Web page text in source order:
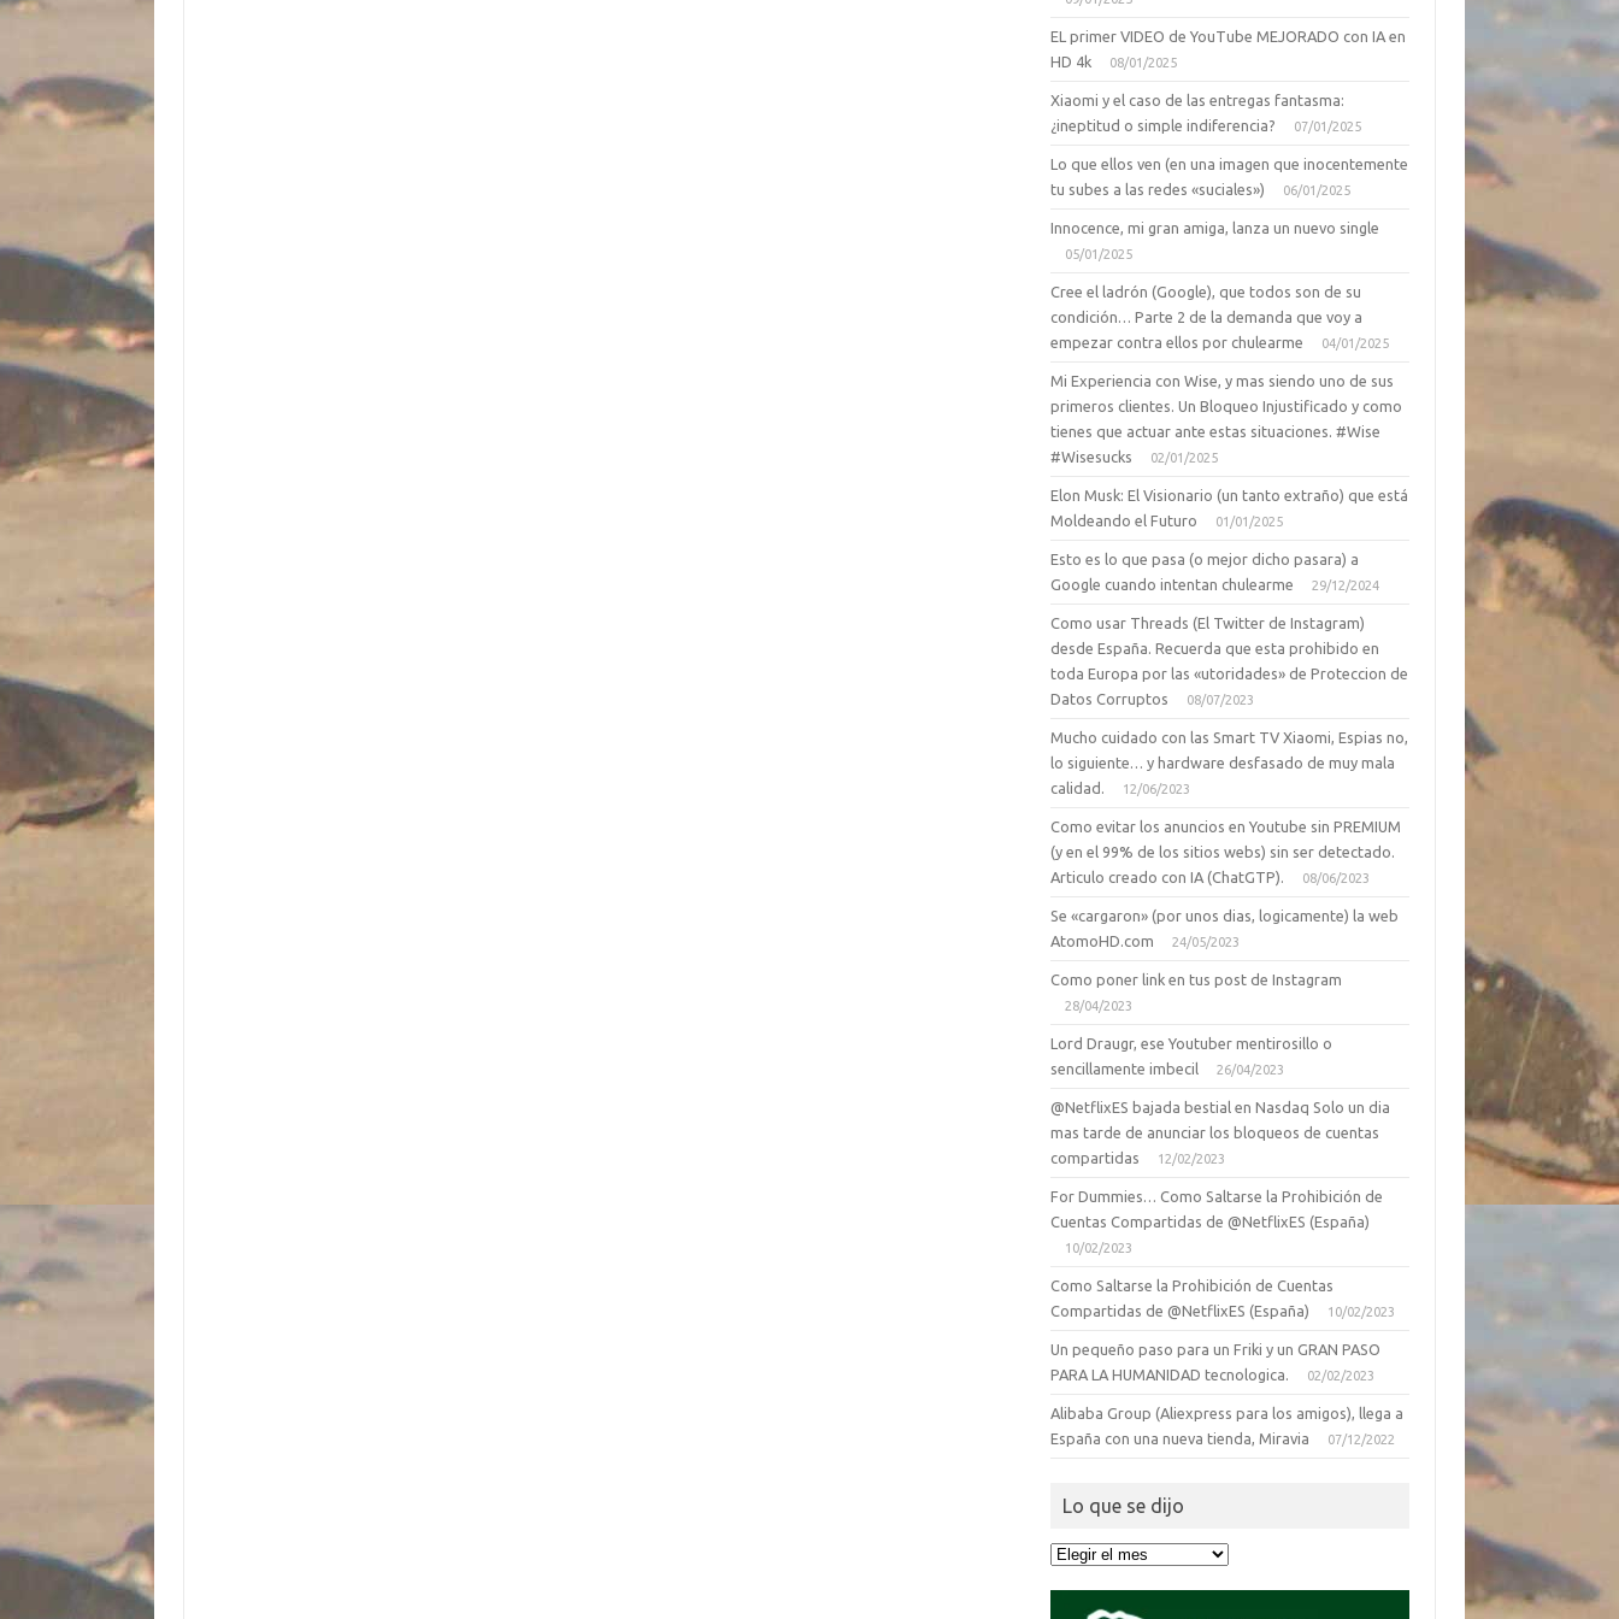
EL primer VIDEO de YouTube MEJORADO con IA en
HD 4k
08/01/2025
Xiaomi y el caso de las entregas fantasma:
¿ineptitud o simple indiferencia?
07/01/2025
Lo que ellos ven (en una imagen que inocentemente
tu subes a las redes «suciales»)
06/01/2025
Innocence, mi gran amiga, lanza un nuevo single
05/01/2025
Cree el ladrón (Google), que todos son de su
condición… Parte 2 de la demanda que voy a
empezar contra ellos por chulearme
04/01/2025
Mi Experiencia con Wise, y mas siendo uno de sus
primeros clientes. Un Bloqueo Injustificado y como
tienes que actuar ante estas situaciones. #Wise
#Wisesucks
02/01/2025
Elon Musk: El Visionario (un tanto extraño) que está
Moldeando el Futuro
01/01/2025
Esto es lo que pasa (o mejor dicho pasara) a
Google cuando intentan chulearme
29/12/2024
Como usar Threads (El Twitter de Instagram)
desde España. Recuerda que esta prohibido en
toda Europa por las «utoridades» de Proteccion de
Datos Corruptos
08/07/2023
Mucho cuidado con las Smart TV Xiaomi, Espias no,
lo siguiente… y hardware desfasado de muy mala
calidad.
12/06/2023
Como evitar los anuncios en Youtube sin PREMIUM
(y en el 99% de los sitios webs) sin ser detectado.
Articulo creado con IA (ChatGTP).
08/06/2023
Se «cargaron» (por unos dias, logicamente) la web
AtomoHD.com
24/05/2023
Como poner link en tus post de Instagram
28/04/2023
Lord Draugr, ese Youtuber mentirosillo o
sencillamente imbecil
26/04/2023
@NetflixES bajada bestial en Nasdaq Solo un dia
mas tarde de anunciar los bloqueos de cuentas
compartidas
12/02/2023
For Dummies… Como Saltarse la Prohibición de
Cuentas Compartidas de @NetflixES (España)
10/02/2023
Como Saltarse la Prohibición de Cuentas
Compartidas de @NetflixES (España)
10/02/2023
Un pequeño paso para un Friki y un GRAN PASO
PARA LA HUMANIDAD tecnologica.
02/02/2023
Alibaba Group (Aliexpress para los amigos), llega a
España con una nueva tienda, Miravia
07/12/2022
Lo que se dijo
Lo